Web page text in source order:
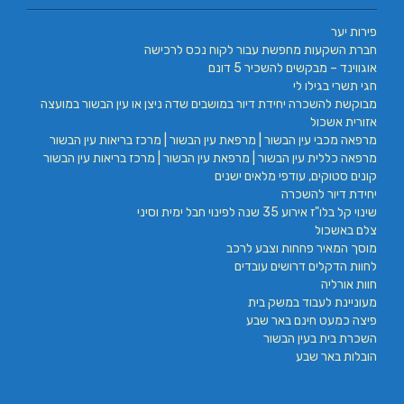
פירות יער
חברת השקעות מחפשת עבור לקוח נכס לרכישה
אוגווינד – מבקשים להשכיר 5 דונם
חגי תשרי בגילו לי
מבוקשת להשכרה יחידת דיור במושבים שדה ניצן או עין הבשור במועצה
אזורית אשכול
מרפאה מכבי עין הבשור | מרפאת עין הבשור | מרכז בריאות עין הבשור
מרפאה כללית עין הבשור | מרפאת עין הבשור | מרכז בריאות עין הבשור
קונים סטוקים, עודפי מלאים ישנים
יחידת דיור להשכרה
שינוי קל בלו"ז אירוע 35 שנה לפינוי חבל ימית וסיני
צלם באשכול
מוסך המאיר פחחות וצבע לרכב
לחוות הדקלים דרושים עובדים
חוות אורליה
מעוניינת לעבוד במשק בית
פיצה כמעט חינם באר שבע
השכרת בית בעין הבשור
הובלות באר שבע